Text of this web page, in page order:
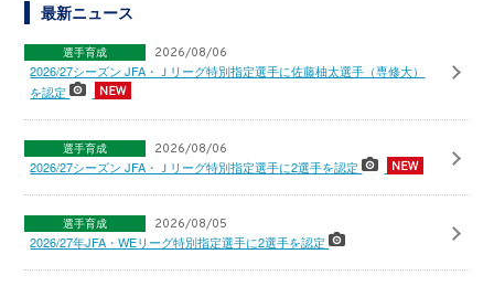
最新ニュース
選手育成 2026/08/06
2026/27シーズン JFA・Ｊリーグ特別指定選手に佐藤柚太選手（専修大）
を認定
選手育成 2026/08/06
2026/27シーズン JFA・Ｊリーグ特別指定選手に2選手を認定
選手育成 2026/08/05
2026/27年JFA・WEリーグ特別指定選手に2選手を認定